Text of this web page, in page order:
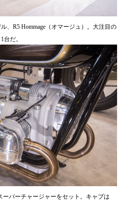
、R5 Hommage（オマージュ）。大注目の
1台だ。
ーパーチャージャーをセット。キャブは